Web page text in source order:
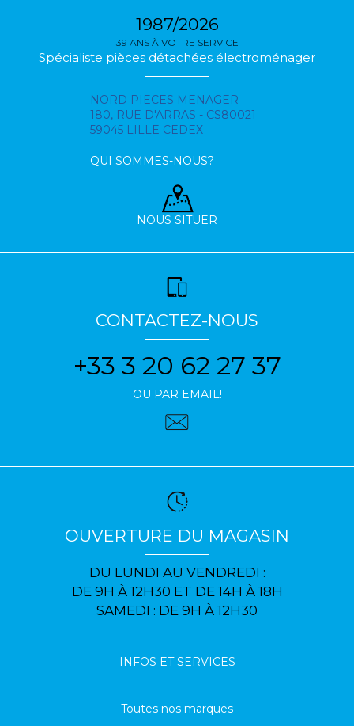
1987/2026
39 ANS À VOTRE SERVICE
Spécialiste pièces détachées électroménager
NORD PIECES MENAGER
180, RUE D'ARRAS - CS80021
59045 LILLE CEDEX
QUI SOMMES-NOUS?
NOUS SITUER
CONTACTEZ-NOUS
+33 3 20 62 27 37
OU PAR EMAIL!
OUVERTURE DU MAGASIN
DU LUNDI AU VENDREDI :
DE 9H À 12H30 ET DE 14H À 18H
SAMEDI : DE 9H À 12H30
INFOS ET SERVICES
Toutes nos marques